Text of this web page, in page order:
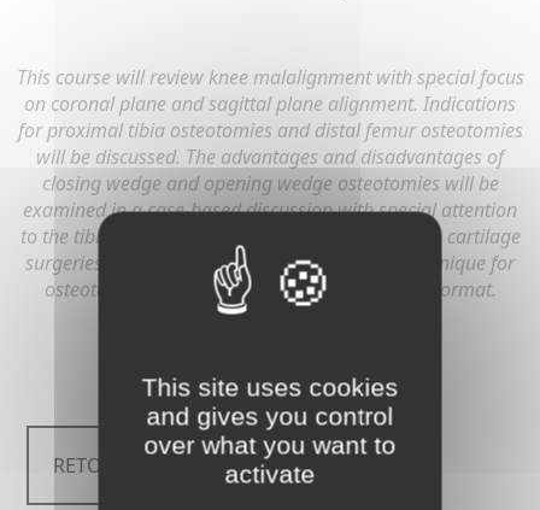
This course will review knee malalignment with special focus
on coronal plane and sagittal plane alignment. Indications
for proximal tibia osteotomies and distal femur osteotomies
will be discussed. The advantages and disadvantages of
closing wedge and opening wedge osteotomies will be
examined in a case-based discussion with special attention
to the tibial slope and associated procedures (ACL, cartilage
surgeries, meniscus transplant, etc). Surgical technique for
osteotomies will be presented in a case-based format.
RETOUR
This site uses cookies
and gives you control
over what you want to
activate